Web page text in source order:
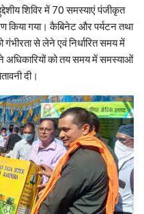
शिविर में 70 समस्याएं पंजीकृत
किया गया। कैबिनेट और पर्यटन तथा
से लेने एवं निर्धारित समय में
अधिकारियों को तय समय में समस्याओं
दी।